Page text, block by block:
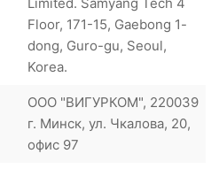
Floor, 171-15, Gaebong 1-
dong, Guro-gu, Seoul,
Korea.
ООО "ВИГУРКОМ", 220039
г. Минск, ул. Чкалова, 20,
офис 97